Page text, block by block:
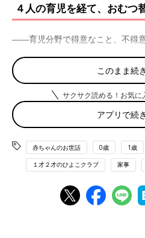
た。
４人の育児を経て、おむつ
――育児分野で得意なこと、不得
杉浦さん（以下敬称略） おむつ
ときは女の子ということもあり、
て、言ってましたね（笑）。今は
ることが多いけど、１人で行うと
と逃げ回る３男・幸空（こあ）を
で笑わせながら、片手で息子を抱
手でおむつを替えています。不得
は、妻がやると譲らないので、お
好きな時間”なんだそうです。
得意なことは、料理のサポ
このまま続
サクサク読める！お気
アプリで続
赤ちゃんのお世話 0歳 1歳
１才２才のひよこクラブ 家事